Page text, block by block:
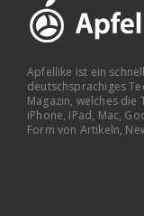
Apfellike ist ein
deutschsprachiges
Magazin, welches die
iPhone, iPad, Mac,
Form von Artikeln,